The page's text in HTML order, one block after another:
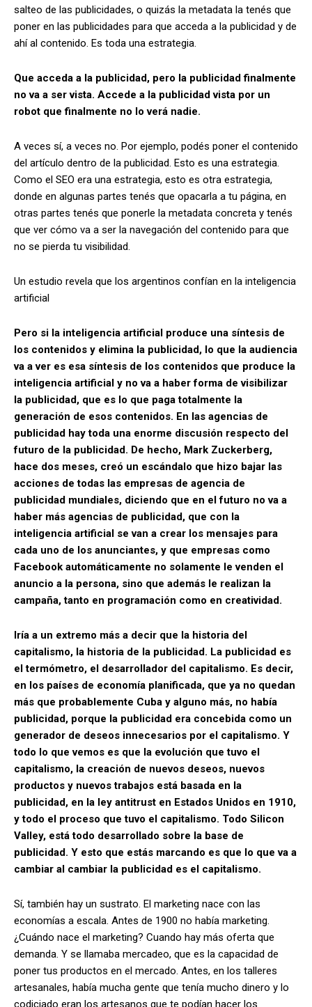
salteo de las publicidades, o quizás la metadata la tenés que
poner en las publicidades para que acceda a la publicidad y de
ahí al contenido. Es toda una estrategia.
Que acceda a la publicidad, pero la publicidad finalmente
no va a ser vista. Accede a la publicidad vista por un
robot que finalmente no lo verá nadie.
A veces sí, a veces no. Por ejemplo, podés poner el contenido
del artículo dentro de la publicidad. Esto es una estrategia.
Como el SEO era una estrategia, esto es otra estrategia,
donde en algunas partes tenés que opacarla a tu página, en
otras partes tenés que ponerle la metadata concreta y tenés
que ver cómo va a ser la navegación del contenido para que
no se pierda tu visibilidad.
Un estudio revela que los argentinos confían en la inteligencia
artificial
Pero si la inteligencia artificial produce una síntesis de
los contenidos y elimina la publicidad, lo que la audiencia
va a ver es esa síntesis de los contenidos que produce la
inteligencia artificial y no va a haber forma de visibilizar
la publicidad, que es lo que paga totalmente la
generación de esos contenidos. En las agencias de
publicidad hay toda una enorme discusión respecto del
futuro de la publicidad. De hecho, Mark Zuckerberg,
hace dos meses, creó un escándalo que hizo bajar las
acciones de todas las empresas de agencia de
publicidad mundiales, diciendo que en el futuro no va a
haber más agencias de publicidad, que con la
inteligencia artificial se van a crear los mensajes para
cada uno de los anunciantes, y que empresas como
Facebook automáticamente no solamente le venden el
anuncio a la persona, sino que además le realizan la
campaña, tanto en programación como en creatividad.
Iría a un extremo más a decir que la historia del
capitalismo, la historia de la publicidad. La publicidad es
el termómetro, el desarrollador del capitalismo. Es decir,
en los países de economía planificada, que ya no quedan
más que probablemente Cuba y alguno más, no había
publicidad, porque la publicidad era concebida como un
generador de deseos innecesarios por el capitalismo. Y
todo lo que vemos es que la evolución que tuvo el
capitalismo, la creación de nuevos deseos, nuevos
productos y nuevos trabajos está basada en la
publicidad, en la ley antitrust en Estados Unidos en 1910,
y todo el proceso que tuvo el capitalismo. Todo Silicon
Valley, está todo desarrollado sobre la base de
publicidad. Y esto que estás marcando es que lo que va a
cambiar al cambiar la publicidad es el capitalismo.
Sí, también hay un sustrato. El marketing nace con las
economías a escala. Antes de 1900 no había marketing.
¿Cuándo nace el marketing? Cuando hay más oferta que
demanda. Y se llamaba mercadeo, que es la capacidad de
poner tus productos en el mercado. Antes, en los talleres
artesanales, había mucha gente que tenía mucho dinero y lo
codiciado eran los artesanos que te podían hacer los